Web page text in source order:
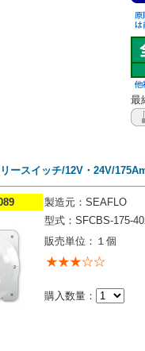
最
ースイッチ/12V・24V/
製造元：SEAFLO
型式：SFCBS-175-
販売単位：１個
購入数量：